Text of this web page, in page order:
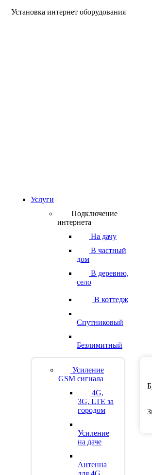
Установка интернет оборудования
Услуги
Подключение
интернета
На дачу
В частный
дом
В деревню,
село
В коттедж
Спутниковый
Безлимитный
Усиление
GSM сигнала
4G,
3G, LTE за
городом
Усиление
на даче
Антенна
для 4G